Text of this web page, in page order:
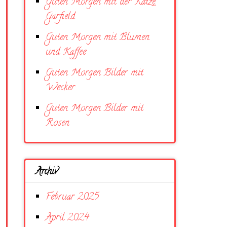
Garfield
Guten Morgen mit Blumen
und Kaffee
Guten Morgen Bilder mit
Wecker
Guten Morgen Bilder mit
Rosen
Archiv
Februar 2025
April 2024